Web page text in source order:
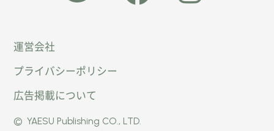
ン
パー」
公式 Faceb
運営会社
プライバシーポリシー
広告掲載について
© YAESU Publishing CO., LTD.